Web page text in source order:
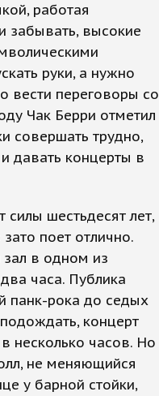
работая
забывать, высокие
руки, а нужно
вести переговоры со
Чак Берри отметил
совершать трудно,
давать концерты в
шестьдесят лет,
поет отлично.
зал в одном из
часа. Публика
панк-рока до седых
концерт
несколько часов. Но
не меняющийся
у барной стойки,